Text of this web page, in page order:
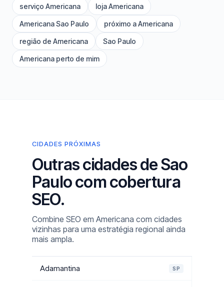
serviço Americana loja Americana
Americana Sao Paulo próximo a Americana
região de Americana Sao Paulo
Americana perto de mim
CIDADES PRÓXIMAS
Outras cidades de Sao
Paulo com cobertura
SEO.
Combine SEO em Americana com cidades
vizinhas para uma estratégia regional ainda
mais ampla.
Adamantina SP